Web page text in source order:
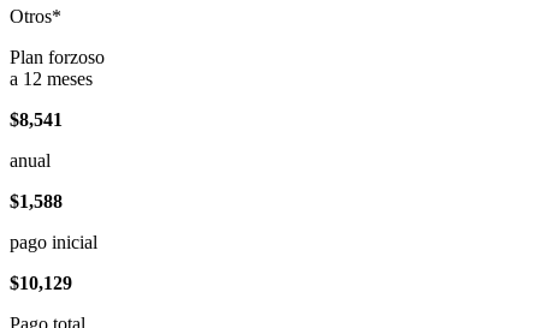
Otros*
Plan forzoso
a 12 meses
$8,541
anual
$1,588
pago inicial
$10,129
Pago total